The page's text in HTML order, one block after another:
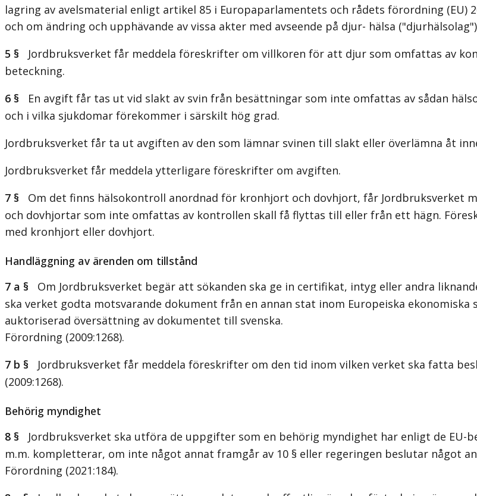
lagring av avelsmaterial enligt artikel 85 i Europaparlamentets och rådets förordning (EU)
och om ändring och upphävande av vissa akter med avseende på djur- hälsa
5 § Jordbruksverket får meddela föreskrifter om villkoren för att djur som omfattas av
beteckning.
6 § En avgift får tas ut vid slakt av svin från besättningar som inte omfattas av sådan
och i vilka sjukdomar förekommer i särskilt hög grad.
Jordbruksverket får ta ut avgiften av den som lämnar svinen till slakt eller överlämna åt
Jordbruksverket får meddela ytterligare föreskrifter om avgiften.
7 § Om det finns hälsokontroll anordnad för kronhjort och dovhjort, får Jordbruksverket
och dovhjortar som inte omfattas av kontrollen skall få flyttas till eller från ett hägn.
med kronhjort eller dovhjort.
Handläggning av ärenden om tillstånd
7 a § Om Jordbruksverket begär att sökanden ska ge in certifikat, intyg eller andra
ska verket godta motsvarande dokument från en annan stat inom Europeiska
auktoriserad översättning av dokumentet till svenska.
Förordning (2009:1268).
7 b § Jordbruksverket får meddela föreskrifter om den tid inom vilken verket ska fatta
(2009:1268).
Behörig myndighet
8 § Jordbruksverket ska utföra de uppgifter som en behörig myndighet har enligt de EU-
m.m. kompletterar, om inte något annat framgår av 10 § eller regeringen beslutar något
Förordning (2021:184).